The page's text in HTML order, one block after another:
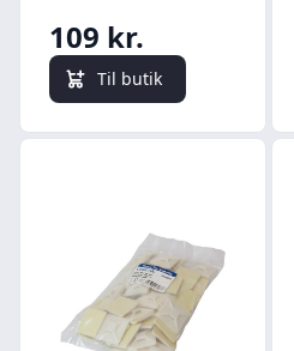
109 kr.
Til butik